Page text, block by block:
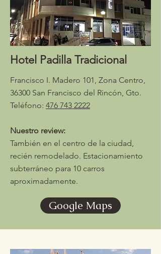
Hotel Padilla Tradicional
Francisco I. Madero 101, Zona Centro,
36300 San Francisco del Rincón, Gto.
Teléfono: 476 743 2222
Nuestro review:
También en el centro de la ciudad,
recién remodelado. Estacionamiento
subterráneo para 10 carros
aproximadamente.
Google Maps